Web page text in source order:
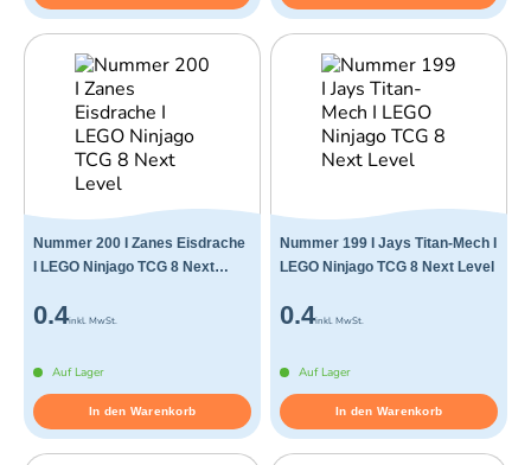
Nummer 200 I Zanes Eisdrache
I LEGO Ninjago TCG 8 Next
0.4inkl. MwSt.
Auf Lager
In den Warenkorb
Nummer 199 I Jays Titan-Mech I
LEGO Ninjago TCG 8 Next Level
0.4inkl. MwSt.
Auf Lager
In den Warenkorb